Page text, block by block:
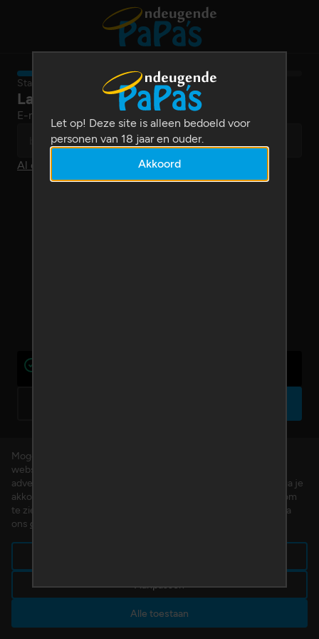
Stap 1 van 11
Laten we beginnen
E-mailadres
Al een account? Log dan hier in.
Mogen we cookies plaatsen? We gebruiken cookies om de
website te verbeteren en om gepersonaliseerde inhoud en
advertenties aan te bieden. Door op 'Alle toestaan' te klikken, ga je
akkoord met het gebruik van alle cookies. Klik op 'Aanpassen' om
te zien welke cookies wij plaatsen. Je kunt op ieder moment via
ons cookiebeleid
Aanpassen
Alle toestaan
Let op! Deze site is alleen bedoeld voor
personen van 18 jaar en ouder.
Akkoord